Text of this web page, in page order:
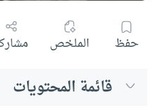
حفظ الملخص
قائمة المحتويات